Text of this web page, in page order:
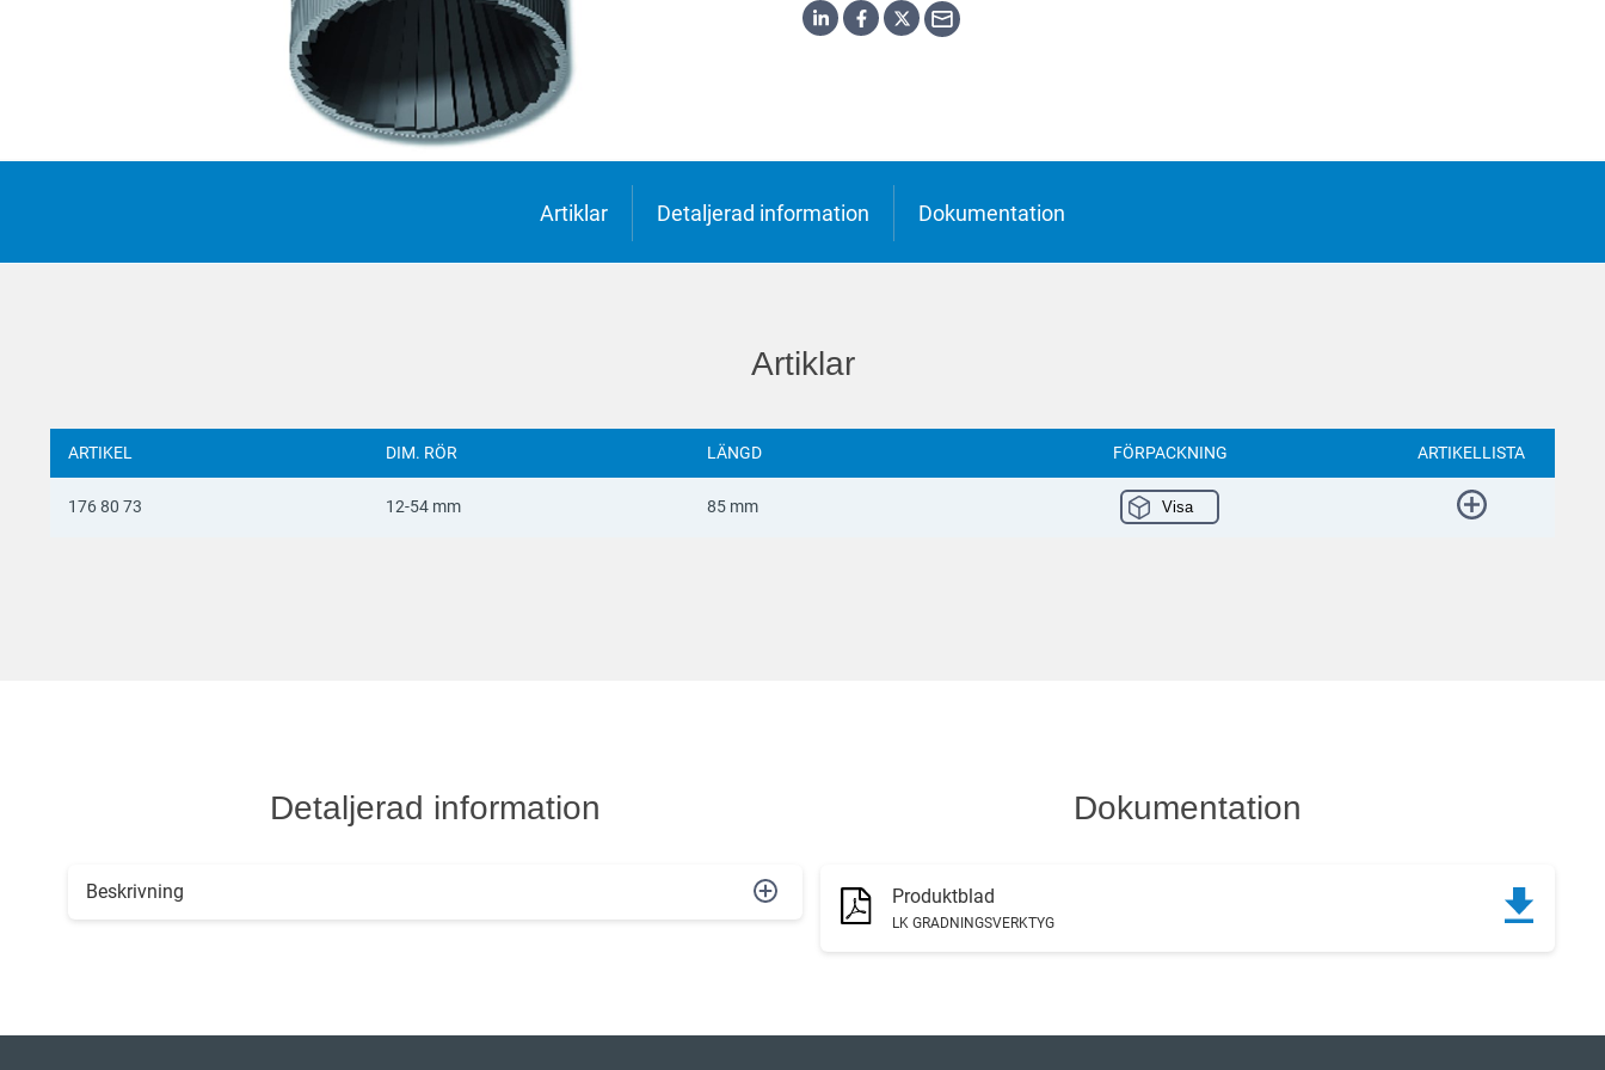
Deutsch
Italiano
Yкраїнська
Suomi
Artiklar Detaljerad information Dokumentation
Artiklar
ARTIKEL DIM. RÖR LÄNGD FÖRPACKNING ARTIKELLISTA
176 80 73 12-54 mm 85 mm Visa
Detaljerad information
Beskrivning
Dokumentation
Produktblad
LK GRADNINGSVERKTYG